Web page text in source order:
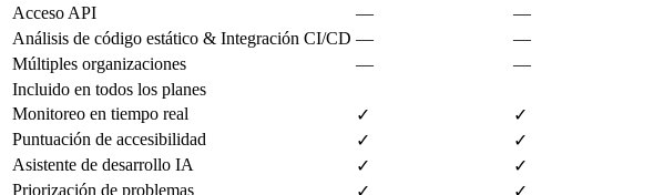
Acceso API
— —
Análisis de código estático & Integración CI/CD — —
Múltiples organizaciones
— —
Incluido en todos los planes
Monitoreo en tiempo real
✓ ✓
Puntuación de accesibilidad
✓ ✓
Asistente de desarrollo IA
✓ ✓
Priorización de problemas
✓ ✓